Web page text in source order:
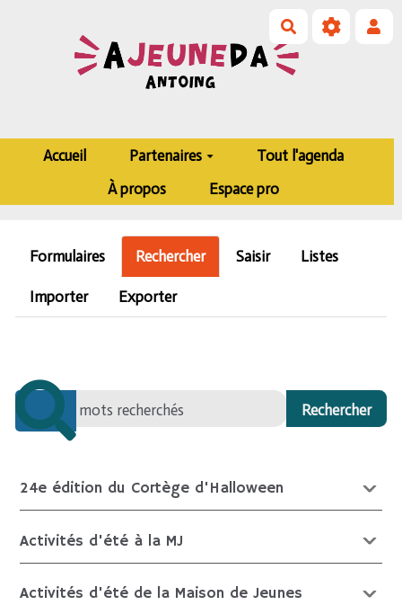
Accueil Partenaires
Tout l'agenda
À propos
Espace pro
Rechercher
Formulaires Rechercher Saisir Listes
Importer Exporter
24e édition du Cortège d'Halloween
Activités d'été à la MJ
Activités d'été de la Maison de Jeunes